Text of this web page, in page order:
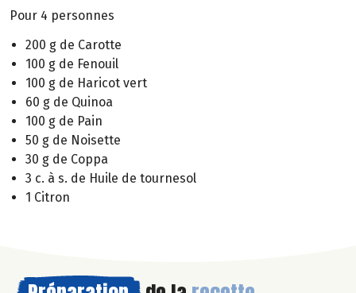
Pour 4 personnes
200 g de Carotte
100 g de Fenouil
100 g de Haricot vert
60 g de Quinoa
100 g de Pain
50 g de Noisette
30 g de Coppa
3 c. à s. de Huile de tournesol
1 Citron